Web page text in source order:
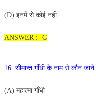
(D) इनमें से कोई नहीं
ANSWER :- C
16. सीमान्त गाँधी के नाम से कौन जाने
(A) महात्मा गाँधी